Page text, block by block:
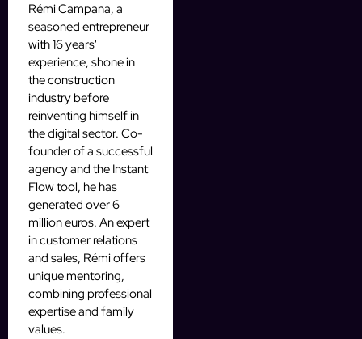
Rémi Campana, a
seasoned entrepreneur
with 16 years'
experience, shone in
the construction
industry before
reinventing himself in
the digital sector. Co-
founder of a successful
agency and the Instant
Flow tool, he has
generated over 6
million euros. An expert
in customer relations
and sales, Rémi offers
unique mentoring,
combining professional
expertise and family
values.